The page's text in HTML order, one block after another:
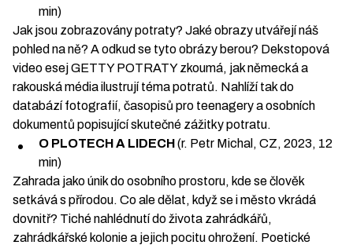
min)
Jak jsou zobrazovány potraty? Jaké obrazy utvářejí náš
pohled na ně? A odkud se tyto obrázy berou? Dekstopová
video esej GETTY POTRATY zkoumá, jak německá a
rakouská média ilustrují téma potratů. Nahlíží tak do
databází fotografií, časopisů pro teenagery a osobních
dokumentů popisující skutečné zážitky potratu.
O PLOTECH A LIDECH(r. Petr Michal, CZ, 2023, 12
min)
Zahrada jako únik do osobního prostoru, kde se člověk
setkává s přírodou. Co ale dělat, když se i město vkrádá
dovnitř? Tiché nahlédnutí do života zahrádkářů,
zahrádkářské kolonie a jejich pocitu ohrožení. Poetické